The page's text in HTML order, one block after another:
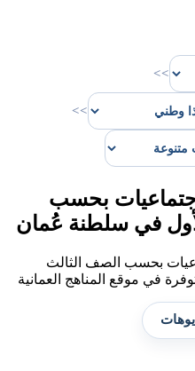
>>
>>
بحسب
في سلطنة عُمان
بحسب الصف الثالث
في موقع المناهج العمانية